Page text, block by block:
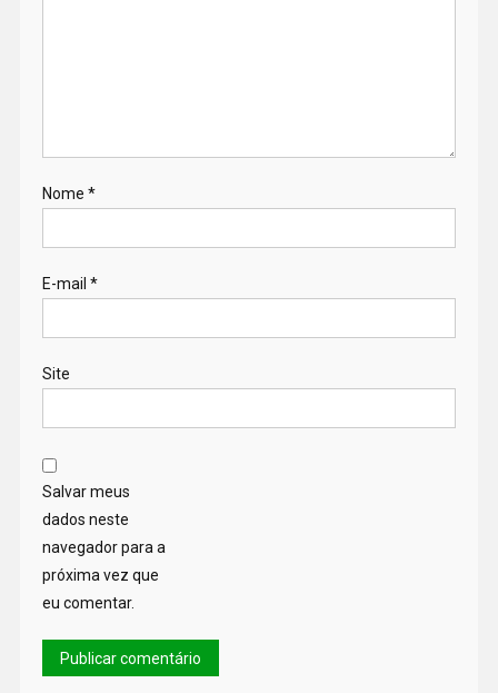
Nome *
E-mail *
Site
Salvar meus
dados neste
navegador para a
próxima vez que
eu comentar.